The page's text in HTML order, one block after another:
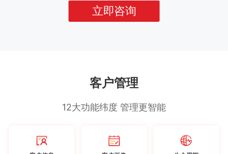
立即咨询
客户管理
12大功能纬度 管理更智能